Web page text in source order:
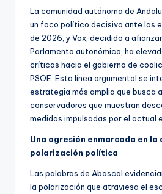
La comunidad autónoma de
un foco político decisivo ante las
de 2026, y Vox, decidido a
Parlamento autonómico, ha
críticas hacia el gobierno de
PSOE. Esta línea argumental se
estrategia más amplia que busca
conservadores que muestran
medidas impulsadas por el actual
Una agresión enmarcada en la
polarización política
Las palabras de Abascal
la polarización que atraviesa el